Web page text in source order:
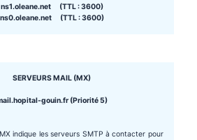
ns1.oleane.net (TTL : 3600)
ns0.oleane.net (TTL : 3600)
SERVEURS MAIL (MX)
gouin.fr (Priorité 5)
indique les serveurs SMTP à contacter pour